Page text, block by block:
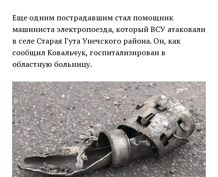
Еще одним пострадавшим стал помощник
машиниста электропоезда, который ВСУ атаковали
в селе Старая Гута Унечского района. Он, как
сообщил Ковальчук, госпитализирован в
областную больницу.